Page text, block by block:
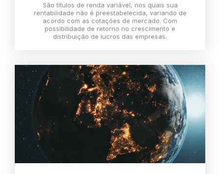
São títulos de renda variável, nos quais sua
rentabilidade não é preestabelecida, variando de
acordo com as cotações de mercado. Com
possibilidade de retorno no crescimento e
distribuição de lucros das empresas.